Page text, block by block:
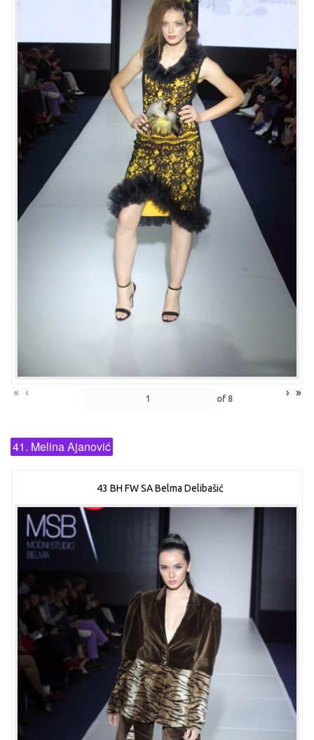
« ‹ of 8 › »
41. Melina Ajanović
43 BH FW SA Belma Delibašić